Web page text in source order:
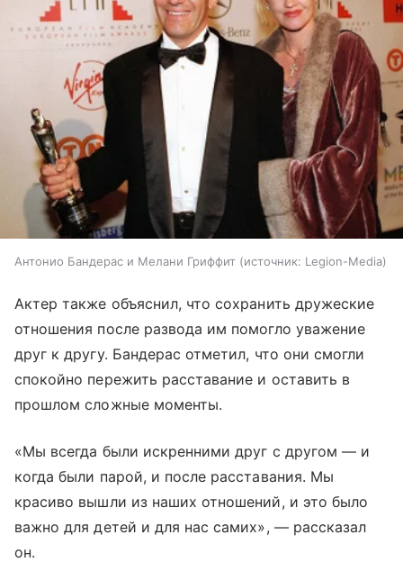
Антонио Бандерас и Мелани Гриффит источник: Legion-Media
Актер также объяснил, что сохранить дружеские
отношения после развода им помогло уважение
друг к другу. Бандерас отметил, что они смогли
спокойно пережить расставание и оставить в
прошлом сложные моменты.
«Мы всегда были искренними друг с другом — и
когда были парой, и после расставания. Мы
красиво вышли из наших отношений, и это было
важно для детей и для нас самих», — рассказал
он.